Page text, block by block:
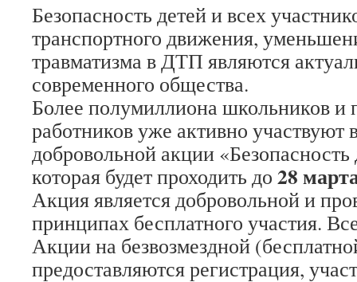
Безопасность детей и всех
транспортного движения,
травматизма в ДТП являются
современного общества.
Более полумиллиона школьников и
работников уже активно участвуют
добровольной акции «Безопасность
которая будет проходить до 28
Акция является добровольной и
принципах бесплатного участия.
Акции на безвозмездной
предоставляются регистрация,